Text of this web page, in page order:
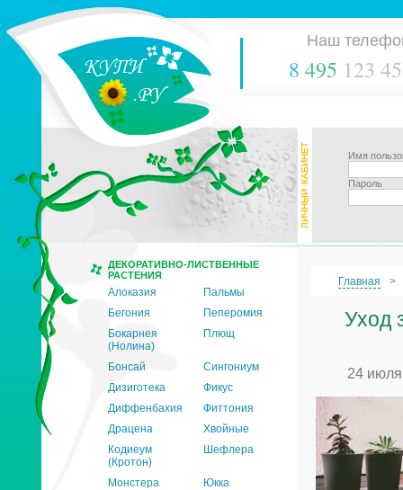
Наш
8 495 123
Имя
Пароль
ДЕКОРАТИВНО-ЛИСТВЕННЫЕ
РАСТЕНИЯ
Алоказия
Пальмы
Бегония
Пеперомия
Бокарнея
(Нолина)
Плющ
Бонсай
Сингониум
Дизиготека
Фикус
Диффенбахия
Фиттония
Драцена
Хвойные
Кодиеум
(Кротон)
Шефлера
Монстера Юкка
Главная
Уход
24